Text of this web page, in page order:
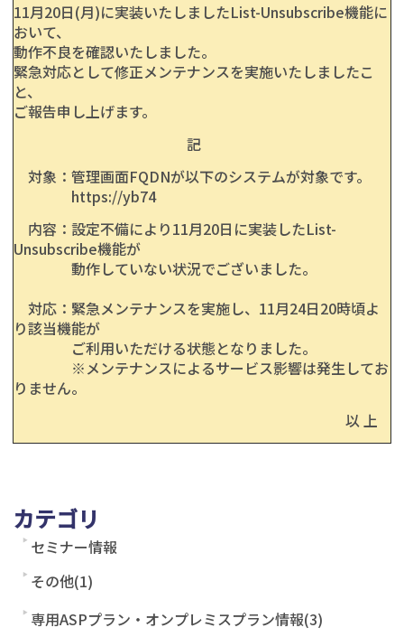
11月20日(月)に実装いたしましたList-Unsubscribe機能に
おいて、
動作不良を確認いたしました。
緊急対応として修正メンテナンスを実施いたしましたこ
と、
ご報告申し上げます。
記
対象：管理画面FQDNが以下のシステムが対象です。
https://yb74
内容：設定不備により11月20日に実装したList-
Unsubscribe機能が
動作していない状況でございました。
対応：緊急メンテナンスを実施し、11月24日20時頃よ
り該当機能が
ご利用いただける状態となりました。
※メンテナンスによるサービス影響は発生してお
りません。
以 上
カテゴリ
セミナー情報
その他(1)
専用ASPプラン・オンプレミスプラン情報(3)